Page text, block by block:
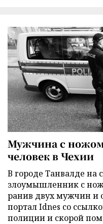
Мужчина с
человек в Чехии
В городе Танвалде на
злоумышленник с
ранив двух мужчин и
портал Idnes со
полиции и скорой